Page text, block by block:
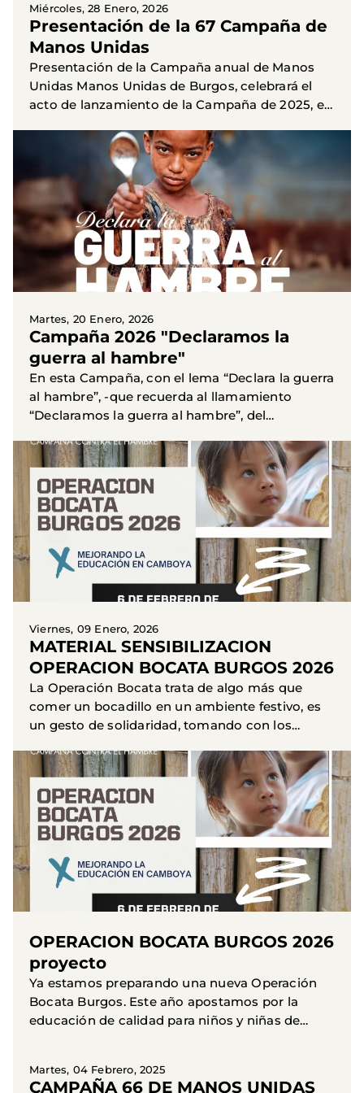
Miércoles, 28 Enero, 2026
Presentación de la 67 Campaña de
Manos Unidas
Presentación de la Campaña anual de Manos
Unidas Manos Unidas de Burgos, celebrará el
acto de lanzamiento de la Campaña de 2025, el
Sala Polisón del...
Martes, 20 Enero, 2026
Campaña 2026 "Declaramos la
guerra al hambre"
En esta Campaña, con el lema “Declara la guerra
al hambre”, -que recuerda al llamamiento
“Declaramos la guerra al hambre”, del
Organizaciones Femeninas Católicas...
Viernes, 09 Enero, 2026
MATERIAL SENSIBILIZACION
OPERACION BOCATA BURGOS 2026
La Operación Bocata trata de algo más que
comer un bocadillo en un ambiente festivo, es
un gesto de solidaridad, tomando con los
bocadillo y un botellín de...
OPERACION BOCATA BURGOS 2026
proyecto
Ya estamos preparando una nueva Operación
Bocata Burgos. Este año apostamos por la
educación de calidad para niños y niñas de
Martes, 04 Febrero, 2025
CAMPAÑA 66 DE MANOS UNIDAS